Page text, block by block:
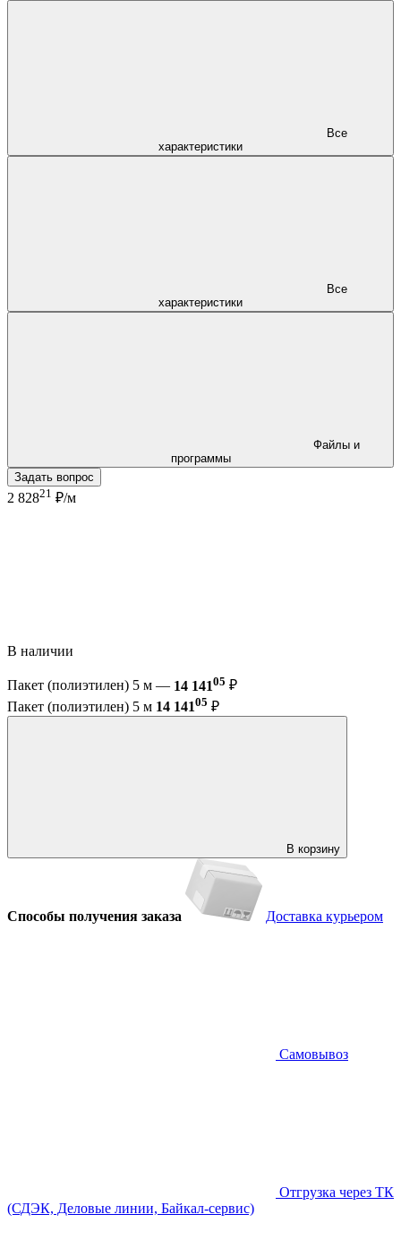
характеристики
характеристики
программы
Задать вопрос
2 82821 ₽/м
В наличии
Пакет (полиэтилен) 5 м — 14 14105 ₽
Пакет (полиэтилен) 5 м 14 14105 ₽
В корзину
Способы получения заказа Доставка курьером
Самовывоз
Отгрузка через ТК
(СДЭК, Деловые линии, Байкал-сервис)